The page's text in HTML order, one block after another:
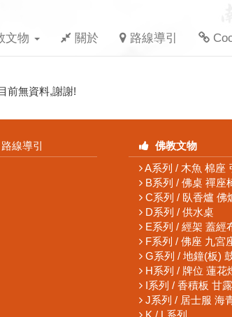
文物 關於 路線導引
前無資料,謝謝!
路線導引
佛教文物
A系列 / 木魚 棉座
B系列 / 佛桌 禪座
C系列 / 臥香爐 佛
D系列 / 供水桌
E系列 / 經架 蓋經
F系列 / 佛座 九宮
G系列 / 地鐘(板)
H系列 / 牌位 蓮花
I系列 / 香積板 甘
J系列 / 居士服 海
K / L系列